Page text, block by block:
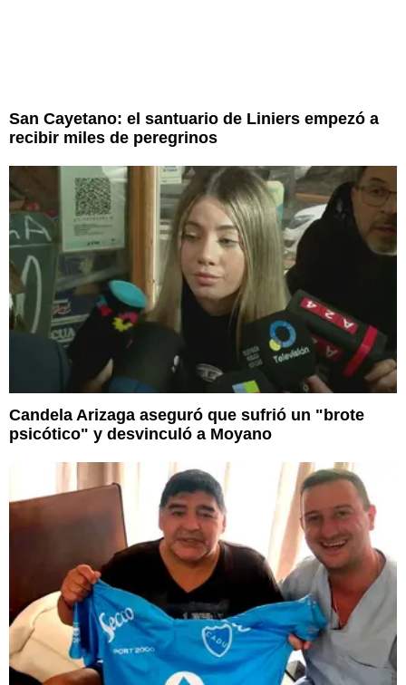
San Cayetano: el santuario de Liniers empezó a
recibir miles de peregrinos
Candela Arizaga aseguró que sufrió un "brote
psicótico" y desvinculó a Moyano